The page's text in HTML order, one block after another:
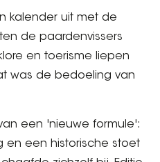
kalender uit met de
de paardenvissers
en toerisme liepen
was de bedoeling van
een 'nieuwe formule':
en een historische stoet